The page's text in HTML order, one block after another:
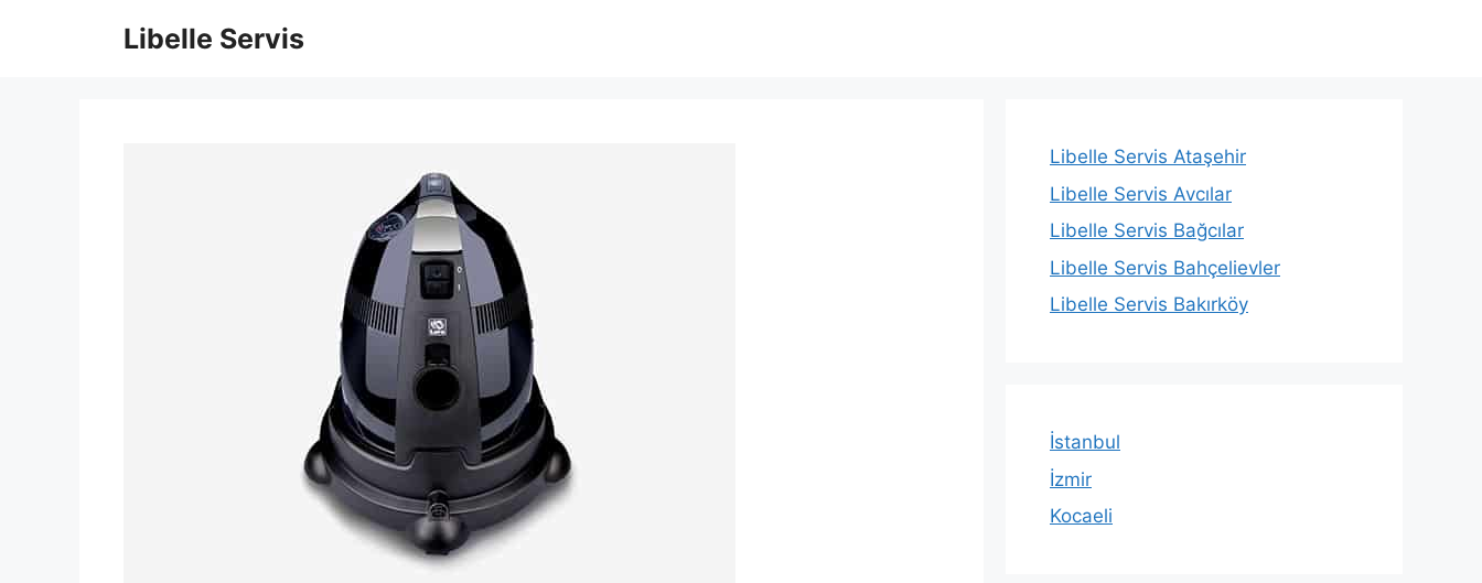
Libelle Servis
Libelle Servis Ataşehir
Libelle Servis Avcılar
Libelle Servis Bağcılar
Libelle Servis Bahçelievler
Libelle Servis Bakırköy
İstanbul
İzmir
Kocaeli